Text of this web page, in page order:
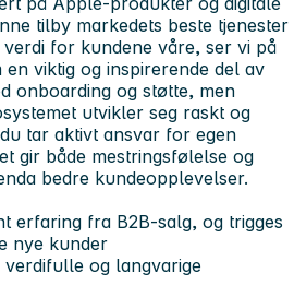
tilby markedets beste tjenester
for kundene våre, ser vi på
viktig og inspirerende del av
onboarding og støtte, men
utvikler seg raskt og
tar aktivt ansvar for egen
gir både mestringsfølelse og
bedre kundeopplevelser.
erfaring fra B2B-salg, og trigges
nye kunder
verdifulle og langvarige